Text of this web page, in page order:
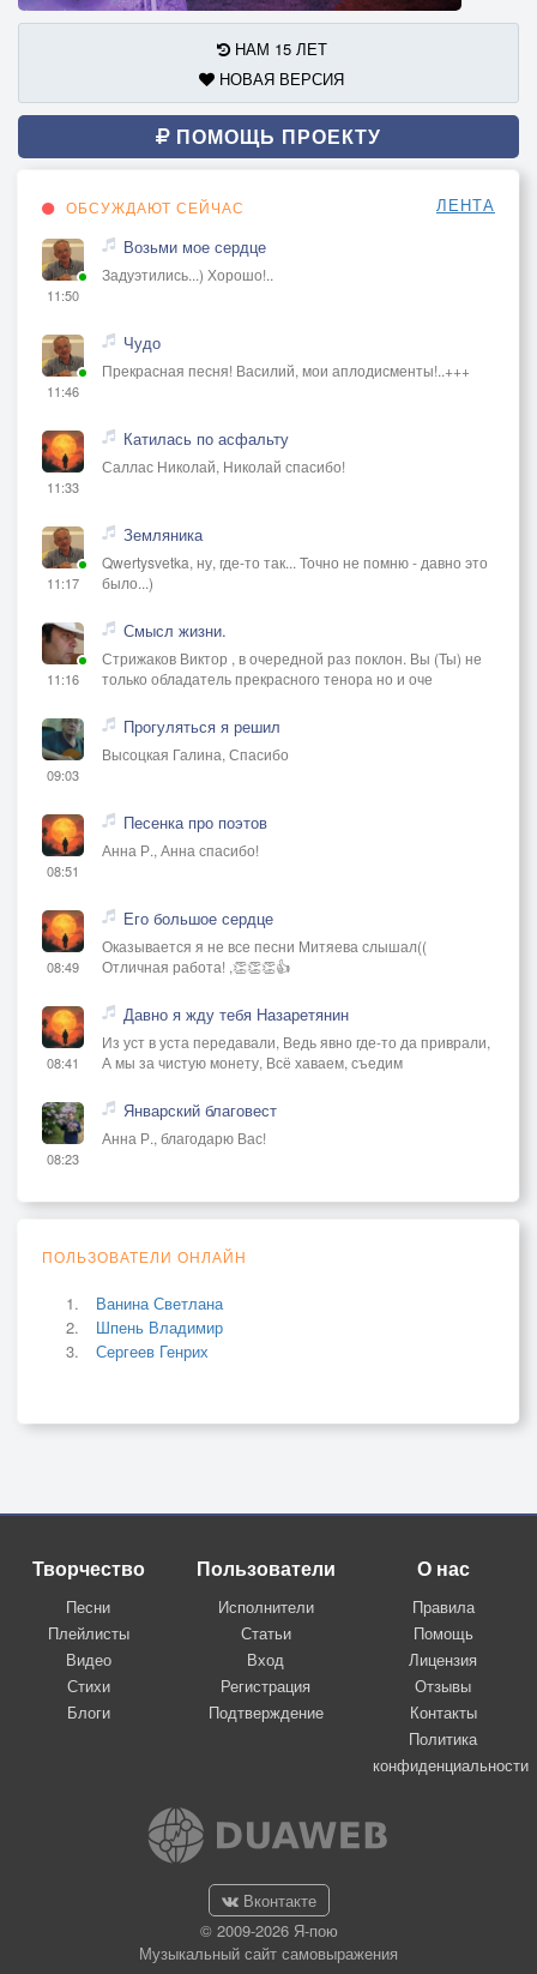
НАМ 15 ЛЕТ
НОВАЯ ВЕРСИЯ
ПОМОЩЬ ПРОЕКТУ
ОБСУЖДАЮТ СЕЙЧАС ЛЕНТА
11:50
Возьми мое сердце
Задуэтились...) Хорошо!..
11:46
Чудо
Прекрасная песня! Василий, мои аплодисменты!..+++
11:33
Катилась по асфальту
Саллас Николай, Николай спасибо!
11:17
Земляника
Qwertysvetka, ну, где-то так... Точно не помню - давно это
было...)
11:16
Смысл жизни.
Стрижаков Виктор , в очередной раз поклон. Вы (Ты) не
только обладатель прекрасного тенора но и оче
09:03
Прогуляться я решил
Высоцкая Галина, Спасибо
08:51
Песенка про поэтов
Анна Р., Анна спасибо!
08:49
Его большое сердце
Оказывается я не все песни Митяева слышал((
Отличная работа! ,👏👏👏👍
08:41
Давно я жду тебя Назаретянин
Из уст в уста передавали, Ведь явно где-то да приврали,
А мы за чистую монету, Всё хаваем, съедим
08:23
Январский благовест
Анна Р., благодарю Вас!
ПОЛЬЗОВАТЕЛИ ОНЛАЙН
Ванина Светлана
Шпень Владимир
Сергеев Генрих
Творчество
Песни
Плейлисты
Видео
Стихи
Блоги
Пользователи
Исполнители
Статьи
Вход
Регистрация
Подтверждение
О нас
Правила
Помощь
Лицензия
Отзывы
Контакты
Политика
конфиденциальности
Вконтакте
© 2009-2026 Я-пою
Музыкальный сайт самовыражения